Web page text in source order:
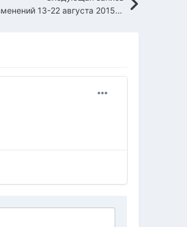
Дайджест изменений 13-22 августа 2015 года